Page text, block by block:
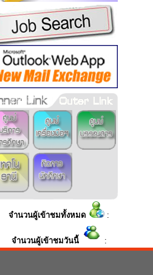
จำนวนผู้เข้าชมทั้งหมด :
จำนวนผู้เข้าชมวันนี้ :